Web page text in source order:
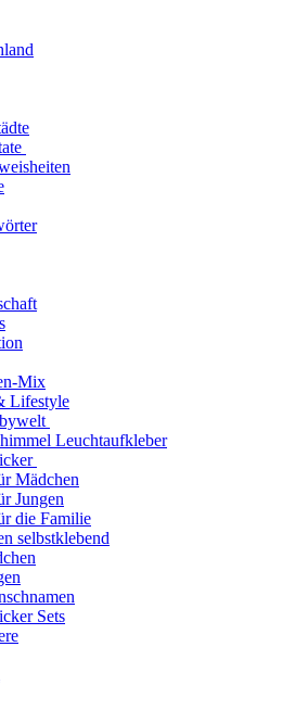
Mix
Lifestyle
Leuchtaufkleber
Mädchen
Jungen
die Familie
selbstklebend
Sets